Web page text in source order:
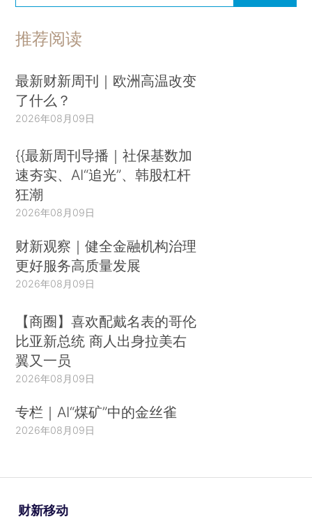
推荐阅读
最新财新周刊｜欧洲高温改变
了什么？
2026年08月09日
{{最新周刊导播｜社保基数加
速夯实、AI“追光”、韩股杠杆
狂潮
2026年08月09日
财新观察｜健全金融机构治理
更好服务高质量发展
2026年08月09日
【商圈】喜欢配戴名表的哥伦
比亚新总统 商人出身拉美右
翼又一员
2026年08月09日
专栏｜AI“煤矿”中的金丝雀
2026年08月09日
财新移动